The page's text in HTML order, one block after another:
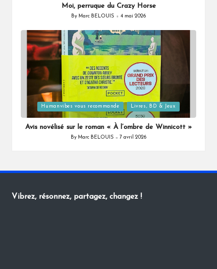
Moi, perruque du Crazy Horse
Posted
By Marc BELOUIS 4 mai 2026
Posted
in
Humanvibes vous recommande Livres, BD & Jeux
Avis novélisé sur le roman « À l’ombre de Winnicott »
Posted
By Marc BELOUIS 7 avril 2026
Vibrez, résonnez, partagez, changez !